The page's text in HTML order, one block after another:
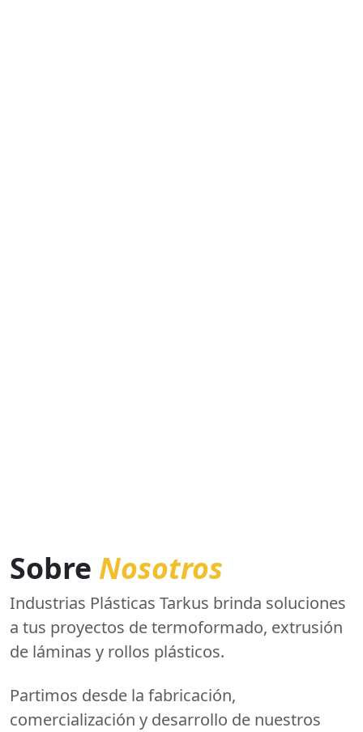
Sobre Nosotros
Industrias Plásticas Tarkus brinda soluciones
a tus proyectos de termoformado, extrusión
de láminas y rollos plásticos.
Partimos desde la fabricación,
comercialización y desarrollo de nuestros